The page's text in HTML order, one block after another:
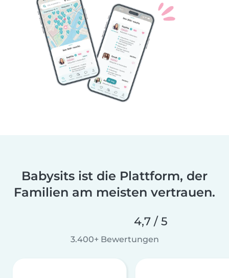
Babysits ist die Plattform, der
Familien am meisten vertrauen.
4,7 / 5
3.400+ Bewertungen